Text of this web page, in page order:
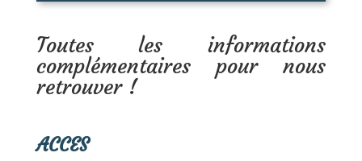
Toutes les informations
complémentaires pour nous
retrouver !
ACCES